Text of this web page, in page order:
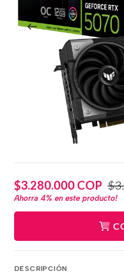
$3.280.000 COP
Ahorra 4% en este producto!
DESCRIPCIÓN